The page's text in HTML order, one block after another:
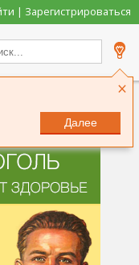
| Зарегистрироваться
×
Далее